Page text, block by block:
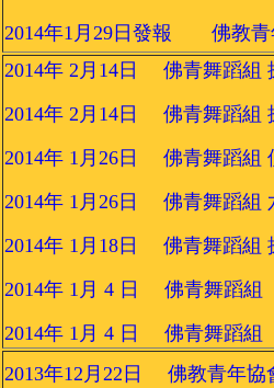
2014年1月29日發報 佛教青
2014年 2月14日 佛青舞蹈組
2014年 2月14日 佛青舞蹈組
2014年 1月26日 佛青舞蹈組
2014年 1月26日 佛青舞蹈組
2014年 1月18日 佛青舞蹈組
2014年 1月 4 日 佛青舞蹈組
2014年 1月 4 日 佛青舞蹈組
2013年12月22日 佛教青年協